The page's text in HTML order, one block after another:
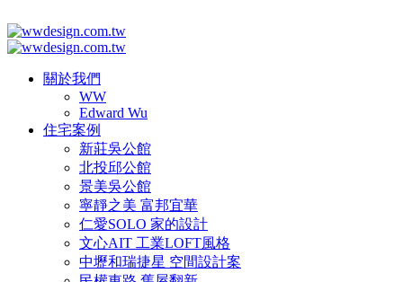
關於我們
WW
Edward Wu
住宅案例
新莊吳公館
北投邱公館
景美吳公館
寧靜之美 富邦宜華
仁愛SOLO 家的設計
文心AIT 工業LOFT風格
中壢和瑞捷星 空間設計案